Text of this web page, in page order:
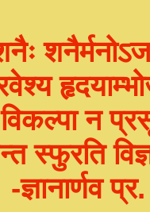
विकल्पा न
स्फुरति
-ज्ञानार्णव